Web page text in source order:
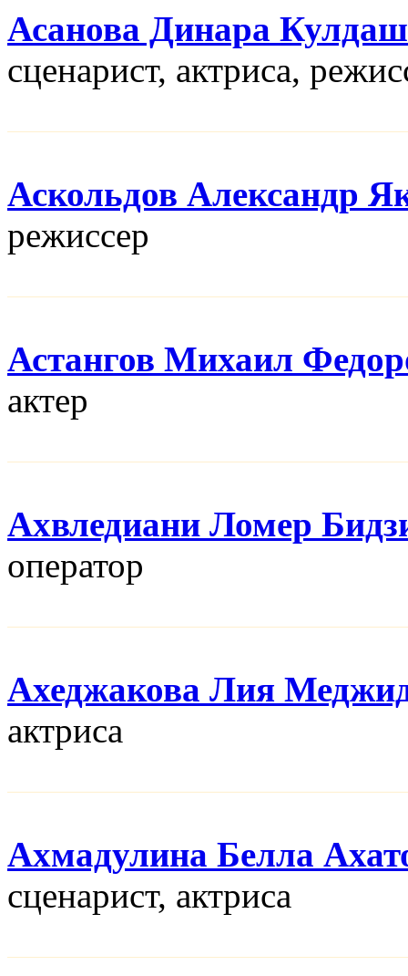
Асанова Динара
сценарист, актриса,
Аскольдов Александр
режисcер
Астангов Михаил
актер
Ахвледиани Ломер
оператор
Ахеджакова Лия
актриса
Ахмадулина Белла
сценарист, актриса